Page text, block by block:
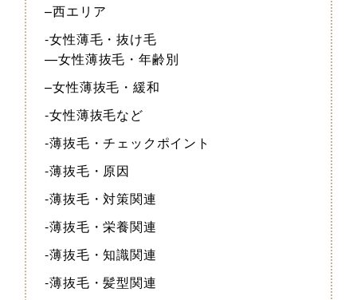
–西エリア
-女性薄毛・抜け毛
—女性薄抜毛・年齢別
–女性薄抜毛・緩和
-女性薄抜毛など
-薄抜毛・チェックポイント
-薄抜毛・原因
-薄抜毛・対策関連
-薄抜毛・栄養関連
-薄抜毛・知識関連
-薄抜毛・髪型関連